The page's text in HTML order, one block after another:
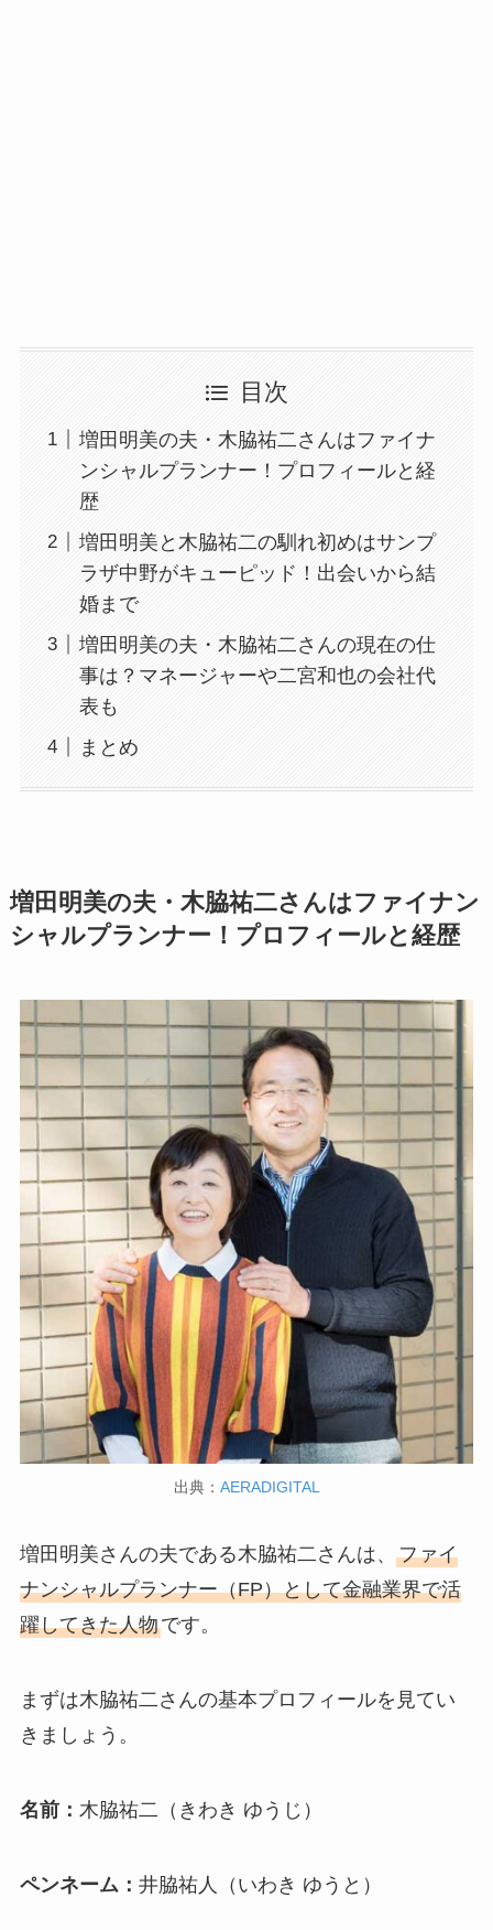
目次
増田明美の夫・木脇祐二さんはファイナ
ンシャルプランナー！プロフィールと経
歴
増田明美と木脇祐二の馴れ初めはサンプ
ラザ中野がキューピッド！出会いから結
婚まで
増田明美の夫・木脇祐二さんの現在の仕
事は？マネージャーや二宮和也の会社代
表も
まとめ
増田明美の夫・木脇祐二さんはファイナン
シャルプランナー！プロフィールと経歴
出典： AERADIGITAL
増田明美さんの夫である木脇祐二さんは、 ファイ
ナンシャルプランナー（FP）として金融業界で活
躍してきた人物です。
まずは木脇祐二さんの基本プロフィールを見てい
きましょう。
名前： 木脇祐二（きわき ゆうじ）
ペンネーム： 井脇祐人（いわき ゆうと）